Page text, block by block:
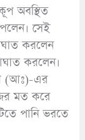
অবস্থিত
সেই
করলেন
করলেন।
(আঃ)-এর
মত করে
পানি ভরতে